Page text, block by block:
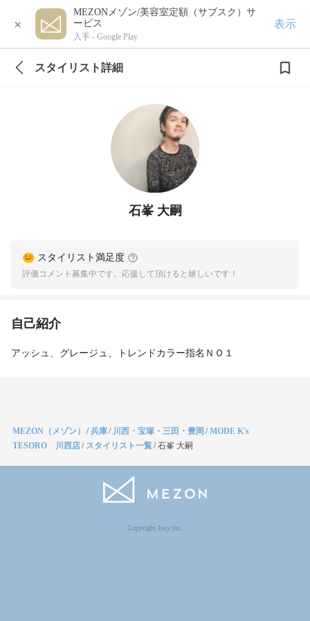
×
MEZONメゾン/美容室定額（サブスク）サ
ービス
入手 - Google Play
表示
スタイリスト詳細
石峯 大嗣
スタイリスト満足度
評価コメント募集中です。応援して頂けると嬉しいです！
自己紹介
アッシュ、グレージュ、トレンドカラー指名ＮＯ１
MEZON（メゾン） /兵庫/ 川西・宝塚・三田・豊岡 /MODE K's
TESORO 川西店/ スタイリスト一覧/石峯 大嗣
Copyright Jocy inc.